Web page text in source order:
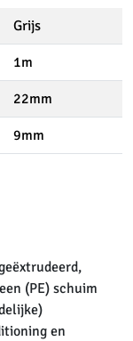
Grijs
1m
22mm
9mm
(PE) schuim
en